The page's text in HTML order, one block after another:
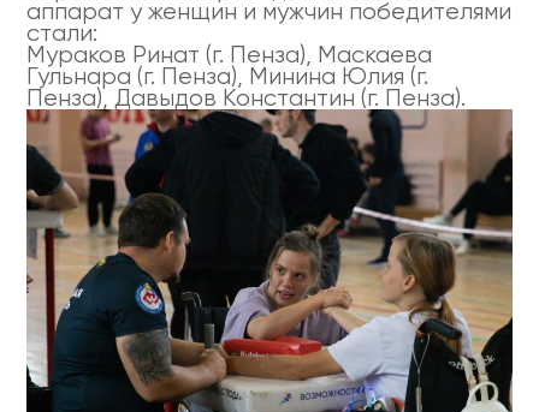
аппарат у женщин и мужчин победителями
стали:
Мураков Ринат (г. Пенза), Маскаева
Гульнара (г. Пенза), Минина Юлия (г.
Пенза), Давыдов Константин (г. Пенза).